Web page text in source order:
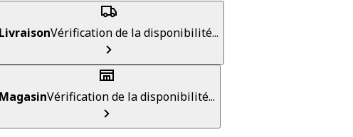
LivraisonVérification de la disponibilité...
MagasinVérification de la disponibilité...